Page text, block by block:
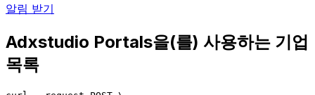
알림 받기
Adxstudio Portals을(를) 사용하는 기업
목록